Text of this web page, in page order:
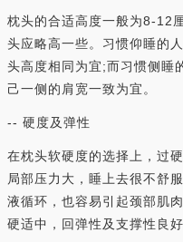
枕头的合适高度一般为8-12
头应略高一些。习惯仰睡的
头高度相同为宜;而习惯侧睡
己一侧的肩宽一致为宜。
-- 硬度及弹性
在枕头软硬度的选择上，过
局部压力大，睡上去很不舒
液循环，也容易引起颈部肌
硬适中，回弹性及支撑性良好